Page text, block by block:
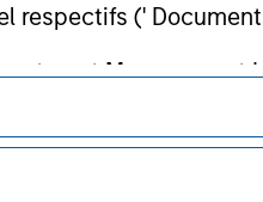
respectifs ('
Management
d'affecter la
Stanley